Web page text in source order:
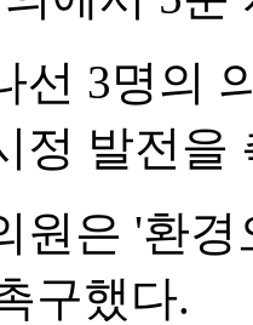
선 3명의
정 발전을
원은 '환
구했다.